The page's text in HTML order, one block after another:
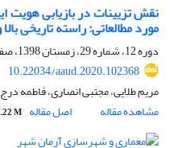
نقش تزیینات در بازیابی هویت
مورد مطالعاتی: راسته تاریخی
دوره 12، شماره 29، زمستان 1398، صفحه
10.22034/aaud.2020.102368
مریم طلایی، مجتبی انصاری، فاطمه
مشاهده مقاله
اصل مقاله M